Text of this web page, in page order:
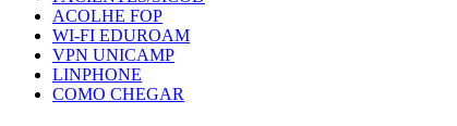
ACOLHE FOP
WI-FI EDUROAM
VPN UNICAMP
LINPHONE
COMO CHEGAR